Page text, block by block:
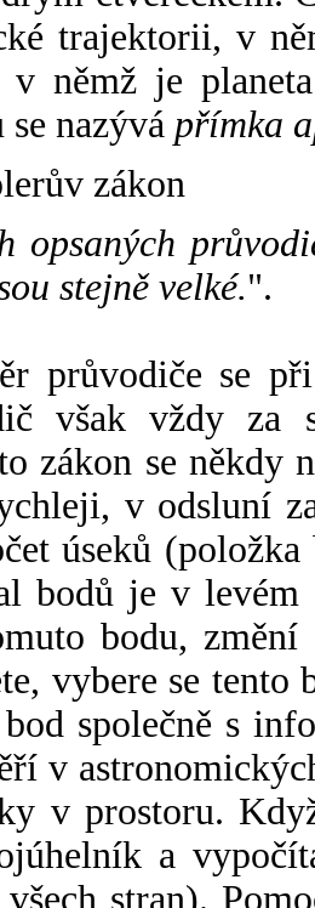
trajektorii, v
němž je
nazývá přímka
zákon
opsaných
stejně velké.".
průvodiče se
však vždy za
zákon se někdy
v odsluní
úseků
bodů je v
bodu,
vybere se tento
společně s
v
v prostoru.
a
stran).